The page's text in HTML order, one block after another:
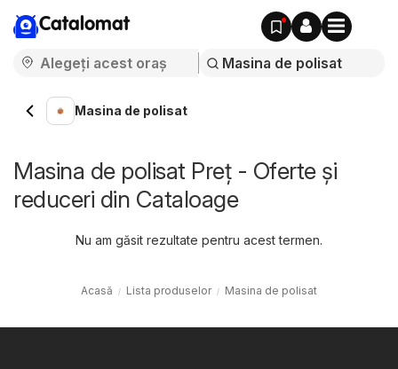
Catalomat
Masina de polisat
Masina de polisat Preț - Oferte și
reduceri din Cataloage
Nu am găsit rezultate pentru acest termen.
Acasă Lista produselor Masina de polisat